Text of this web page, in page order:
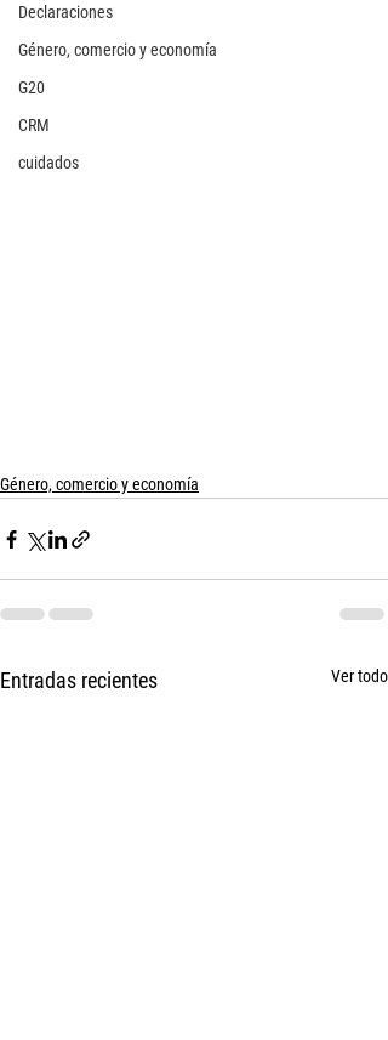
Declaraciones
Género, comercio y economía
G20
CRM
cuidados
Género, comercio y economía
Entradas recientes Ver todo